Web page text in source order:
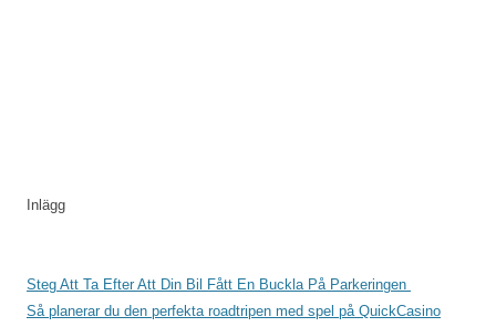
Inlägg
Steg Att Ta Efter Att Din Bil Fått En Buckla På Parkeringen
Så planerar du den perfekta roadtripen med spel på QuickCasino